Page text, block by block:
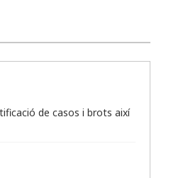
de casos i brots així